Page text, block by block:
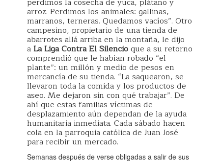
arroz. Perdimos los animales: gallinas,
marranos, terneras. Quedamos vacíos”. Otro
campesino, propietario de una tienda de
abarrotes allá arriba en la montaña, le dijo
aLa Liga Contra El Silencioque a su retorno
comprendió que le habían robado “el
plante”: un millón y medio de pesos en
mercancía de su tienda. “La saquearon, se
llevaron toda la comida y los productos de
aseo. Me dejaron sin con qué trabajar”. De
ahí que estas familias víctimas de
desplazamiento aún dependan de la ayuda
humanitaria inmediata. Cada sábado hacen
cola en la parroquia católica de Juan José
para recibir un mercado.
Semanas después de verse obligadas a salir de sus